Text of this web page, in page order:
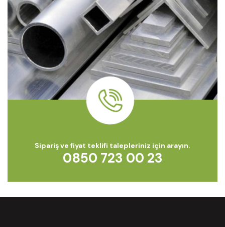
Sipariş ve fiyat teklifi talepleriniz için arayın.
0850 723 00 23